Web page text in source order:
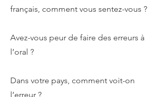
français, comment vous sentez-vous ?
Avez-vous peur de faire des erreurs à
l’oral ?
Dans votre pays, comment voit-on
l’erreur ?